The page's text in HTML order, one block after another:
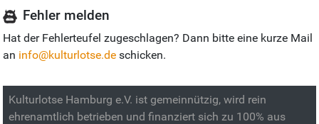
Fehler melden
Hat der Fehlerteufel zugeschlagen? Dann bitte eine kurze Mail
an info@kulturlotse.de schicken.
Kulturlotse Hamburg e.V. ist gemeinnützig, wird rein
ehrenamtlich betrieben und finanziert sich zu 100% aus